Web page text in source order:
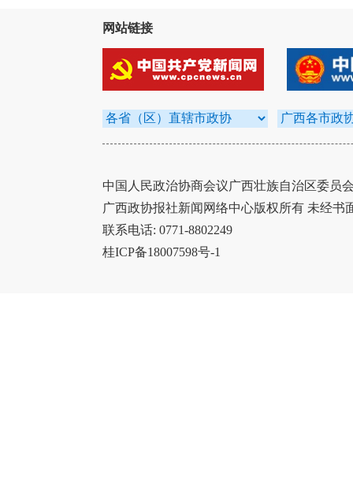
网站链接
中国人民政治协商会议广西壮族自治区委员
广西政协报社新闻网络中心版权所有 未经书
联系电话: 0771-8802249
桂ICP备18007598号-1